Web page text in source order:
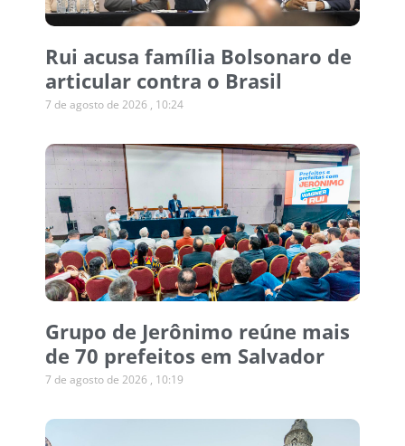
Rui acusa família Bolsonaro de
articular contra o Brasil
7 de agosto de 2026 10:24
Grupo de Jerônimo reúne mais
de 70 prefeitos em Salvador
7 de agosto de 2026 10:19